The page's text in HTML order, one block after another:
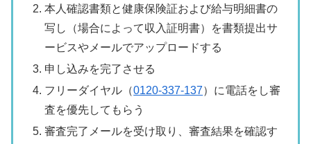
本人確認書類と健康保険証および給与明細書の
写し（場合によって収入証明書）を書類提出サ
ービスやメールでアップロードする
申し込みを完了させる
フリーダイヤル（0120-337-137）に電話をし審
査を優先してもらう
審査完了メールを受け取り、審査結果を確認す